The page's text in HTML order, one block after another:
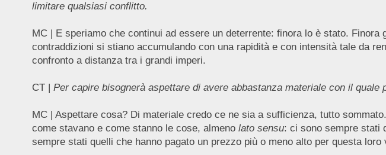
limitare qualsiasi conflitto.
MC | E speriamo che continui ad essere un deterrente: finora lo è stato.
contraddizioni si stiano accumulando con una rapidità e con intensità tale da
confronto a distanza tra i grandi imperi.
CT | Per capire bisognerà aspettare di avere abbastanza materiale con il quale
MC | Aspettare cosa? Di materiale credo ce ne sia a sufficienza, tutto
come stavano e come stanno le cose, almeno lato sensu: ci sono sempre stati
sempre stati quelli che hanno pagato un prezzo più o meno alto per questa